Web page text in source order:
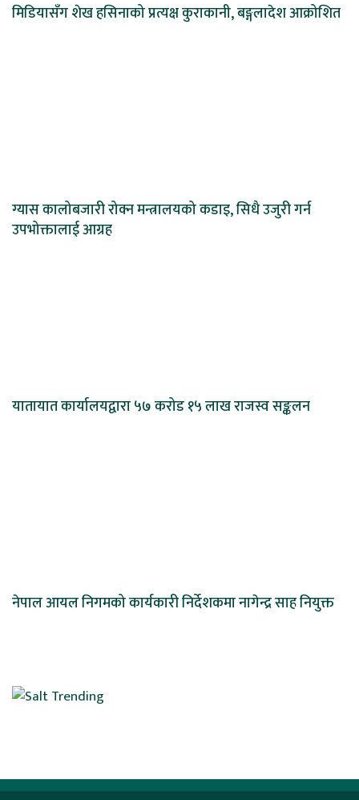
मिडियासँग शेख हसिनाको प्रत्यक्ष कुराकानी, बङ्गलादेश आक्रोशित
ग्यास कालोबजारी रोक्न मन्त्रालयको कडाइ, सिधै उजुरी गर्न
उपभोक्तालाई आग्रह
यातायात कार्यालयद्वारा ५७ करोड १५ लाख राजस्व सङ्कलन
नेपाल आयल निगमको कार्यकारी निर्देशकमा नागेन्द्र साह नियुक्त